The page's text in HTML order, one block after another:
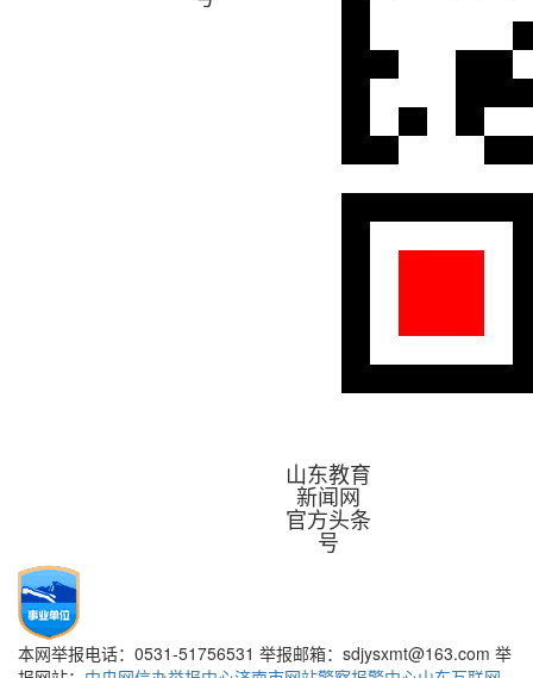
山东教育
新闻网
官方头条
号
本网举报电话：0531-51756531 举报邮箱：sdjysxmt@163.com 举